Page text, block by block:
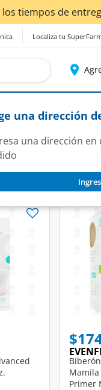
aquípara conocer
Localiza tu
una dirección
una dirección
Primer